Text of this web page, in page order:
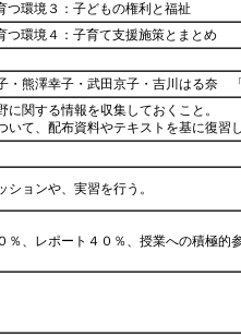
つ環境３：子どもの権利と福祉
つ環境４：子育て支援施策とまとめ
・熊澤幸子・武田京子・吉川はる奈
に関する情報を収集しておくこと。
いて、配布資料やテキストを基に復習
ションや、実習を行う。
％、レポート４０％、授業への積極的